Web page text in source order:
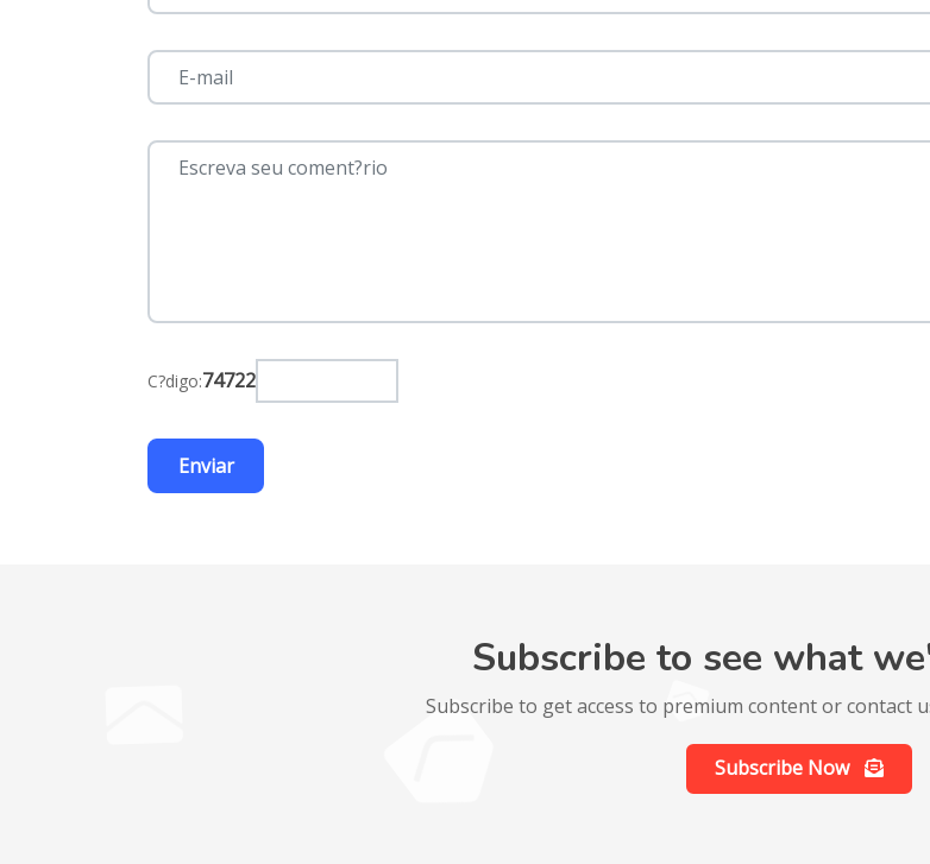
C?digo:74722
Subscribe to see what
Subscribe to get access to premium content or contact
Subscribe Now